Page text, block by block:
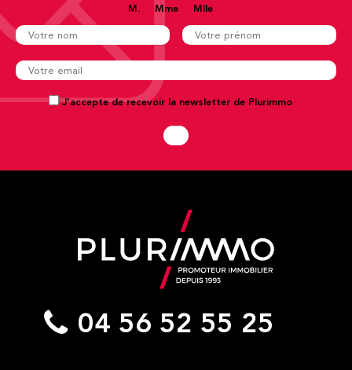
M. Mme Mlle
J'accepte de recevoir la newsletter de Plurimmo
04 56 52 55 25